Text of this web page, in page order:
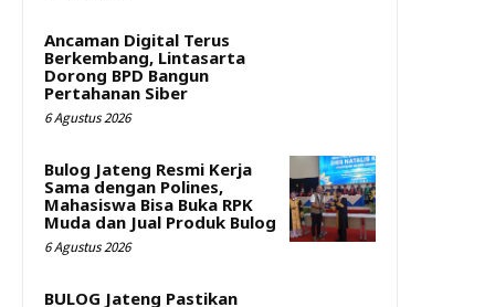
Ancaman Digital Terus
Berkembang, Lintasarta
Dorong BPD Bangun
Pertahanan Siber
6 Agustus 2026
Bulog Jateng Resmi Kerja
Sama dengan Polines,
Mahasiswa Bisa Buka RPK
Muda dan Jual Produk Bulog
6 Agustus 2026
BULOG Jateng Pastikan